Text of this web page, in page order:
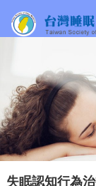
失眠認知行為